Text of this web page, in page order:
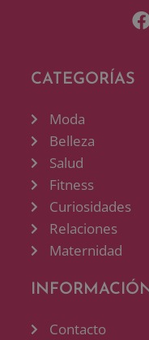
CATEGORÍAS
Moda
Belleza
Salud
Fitness
Curiosidades
Relaciones
Maternidad
Contacto